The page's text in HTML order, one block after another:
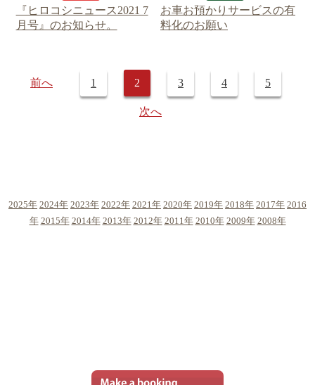
『ヒロコシニュース2021 7
月号』のお知らせ。
お車お預かりサービスの有
料化のお願い
前へ 1 2 3 4 5
次へ
2025年 2024年 2023年 2022年 2021年 2020年 2019年 2018年 2017年 2016
年 2015年 2014年 2013年 2012年 2011年 2010年 2009年 2008年